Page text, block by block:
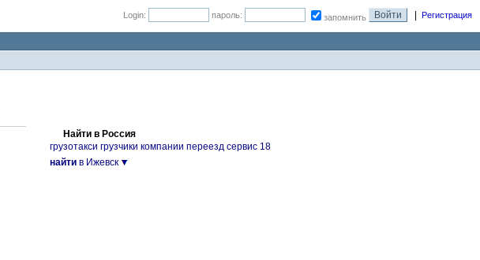
Login: пароль: запомнить Регистрация
Найти в Россия
грузотакси грузчики компании переезд сервис 18
найти в Ижевск